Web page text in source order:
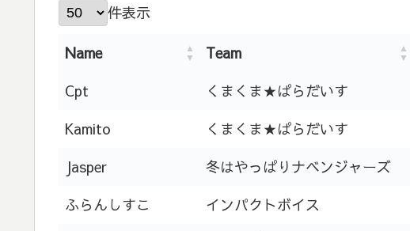
件表示
Name Team
Cpt
くまくま★ぱらだいす
Kamito
くまくま★ぱらだいす
Jasper
冬はやっぱりナベンジャーズ
ふらんしすこ
インパクトボイス